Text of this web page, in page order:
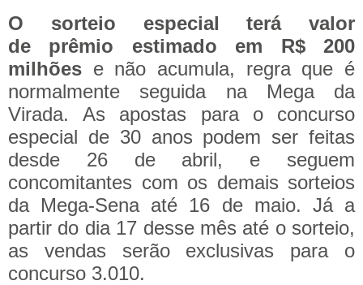
O sorteio especialterá valor
de prêmio estimado em R$ 200
milhões e não acumula, regra que é
normalmente seguida na Mega da
Virada.As apostas para o concurso
especial de 30 anos podem ser feitas
desde 26 de abril, e seguem
concomitantes com os demais sorteios
da Mega-Sena até 16 de maio. Já a
partir do dia 17 desse mês até o sorteio,
as vendas serão exclusivas para o
concurso 3.010.